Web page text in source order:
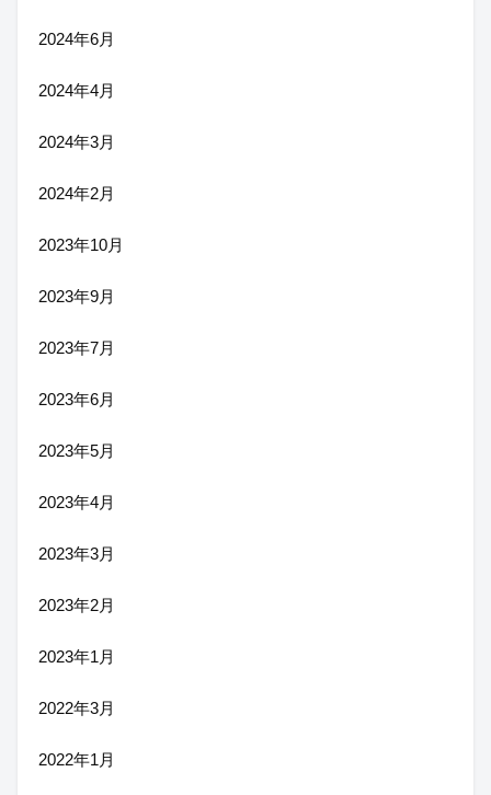
2024年6月
2024年4月
2024年3月
2024年2月
2023年10月
2023年9月
2023年7月
2023年6月
2023年5月
2023年4月
2023年3月
2023年2月
2023年1月
2022年3月
2022年1月